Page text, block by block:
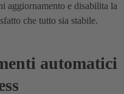
aggiornamento e disabilita la
che tutto sia stabile.
automatici